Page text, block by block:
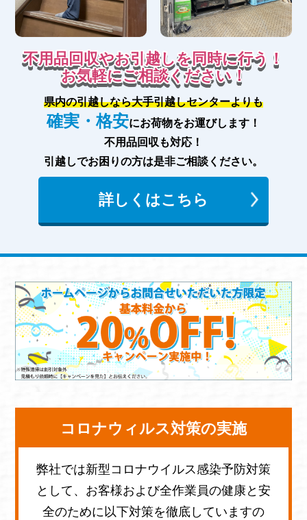
不用品回収やお引越しを同時に行う！
お気軽にご相談ください！
県内の引越しなら大手引越しセンターよりも
確実・格安にお荷物をお運びします！
不用品回収も対応！
引越しでお困りの方は是非ご相談ください。
詳しくはこちら
コロナウィルス対策の実施
弊社では新型コロナウイルス感染予防対策
として、お客様および全作業員の健康と安
全のために以下対策を徹底していますの